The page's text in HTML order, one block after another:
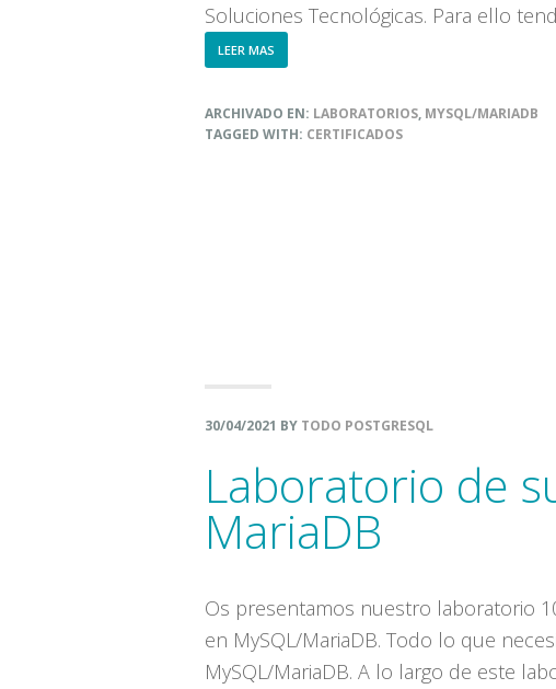
Soluciones Tecnológicas. Para ello
LEER MAS
CICLO
LABORATORIOS
DE
SQL
ARCHIVADO EN: LABORATORIOS, MYSQL/MARIADB
TAGGED WITH: CERTIFICADOS
30/04/2021 BY TODO POSTGRESQL
Laboratorio de
MariaDB
Os presentamos nuestro laboratorio
en MySQL/MariaDB. Todo lo que
MySQL/MariaDB. A lo largo de este